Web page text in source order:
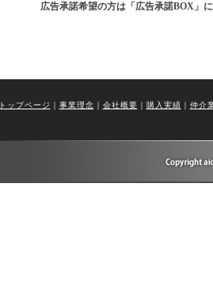
広告承諾希望の方は「広告承諾BOX」
トップページ ｜ 事業理念 ｜ 会社概要 ｜ 購入実績 ｜ 仲介